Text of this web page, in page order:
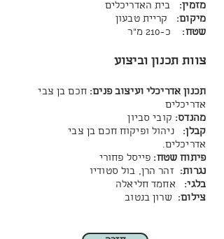
מזמין:
בית האדריכלים
מיקום:
קריית טבעון
שטח:
כ-210 מ"ר
צוות תכנון וביצוע
תכנון אדריכלי ועיצוב פנים:חכם בן צבי
אדריכלים
מהנדס: קובי סביון
קבלן:
ניהול ופיקוח חכם בן צבי
אדריכלים.
פיתוח שטח: פייסל פחורי
נגרות: זהר הרן, בול סטודיו
בלגי: אחמד חליאלה
צילום:שרון בנטוב